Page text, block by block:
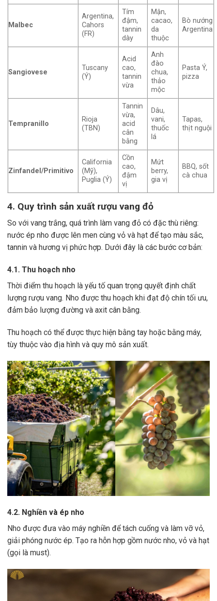
Malbec
Argentina,
Cahors
(FR)
Tím
đậm,
tannin
dày
Mận,
cacao,
da
thuộc
Bò nướng
Argentina
Sangiovese
Tuscany
(Ý)
Acid
cao,
tannin
vừa
Anh
đào
chua,
thảo
mộc
Pasta Ý,
pizza
Tempranillo
Rioja
(TBN)
Tannin
vừa,
acid
cân
bằng
Dâu,
vani,
thuốc
lá
Tapas,
thịt nguội
Zinfandel/Primitivo
California
(Mỹ),
Puglia (Ý)
Cồn
cao,
đậm
vị
Mứt
berry,
gia vị
BBQ, sốt
cà chua
4. Quy trình sản xuất rượu vang đỏ
So với vang trắng, quá trình làm vang đỏ có đặc thù riêng:
nước ép nho được lên men cùng vỏ và hạt để tạo màu sắc,
tannin và hương vị phức hợp. Dưới đây là các bước cơ bản:
4.1. Thu hoạch nho
Thời điểm thu hoạch là yếu tố quan trọng quyết định chất
lượng rượu vang. Nho được thu hoạch khi đạt độ chín tối ưu,
đảm bảo lượng đường và axit cân bằng.
Thu hoạch có thể được thực hiện bằng tay hoặc bằng máy,
tùy thuộc vào địa hình và quy mô sản xuất.
4.2. Nghiền và ép nho
Nho được đưa vào máy nghiền để tách cuống và làm vỡ vỏ,
giải phóng nước ép. Tạo ra hỗn hợp gồm nước nho, vỏ và hạt
(gọi là must).